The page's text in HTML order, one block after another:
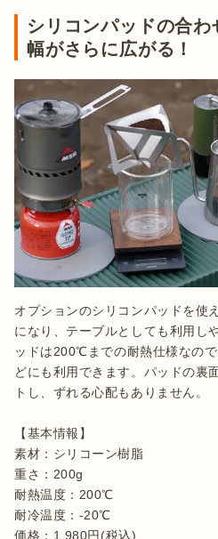
シリコンパッドの合
幅がさらに広がる！
オプションのシリコンパッドを使
になり、テーブルとしても利用し
ッドは200℃までの耐熱仕様なの
どにも利用できます。パッドの裏
トし、ずれる心配もありません。
【基本情報】
素材：シリコーン樹脂
重さ：200g
耐熱温度：200℃
耐冷温度：-20℃
価格：1,980円(税込)